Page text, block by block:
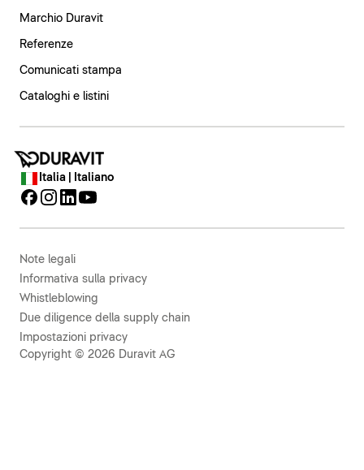
Marchio Duravit
Referenze
Comunicati stampa
Cataloghi e listini
Italia | Italiano
Note legali
Informativa sulla privacy
Whistleblowing
Due diligence della supply chain
Impostazioni privacy
Copyright © 2026 Duravit AG